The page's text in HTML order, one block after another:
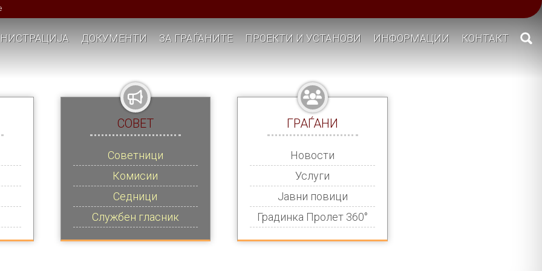
ДОКУМЕНТИ ЗА ГРАЃАНИТЕ ПРОЕКТИ И УСТАНОВИ ИНФОРМАЦИИ КОНТАКТ
СОВЕТ
Советници
Комисии
Седници
Службен гласник
ГРАЃАНИ
Новости
Услуги
Јавни повици
Градинка Пролет 360°